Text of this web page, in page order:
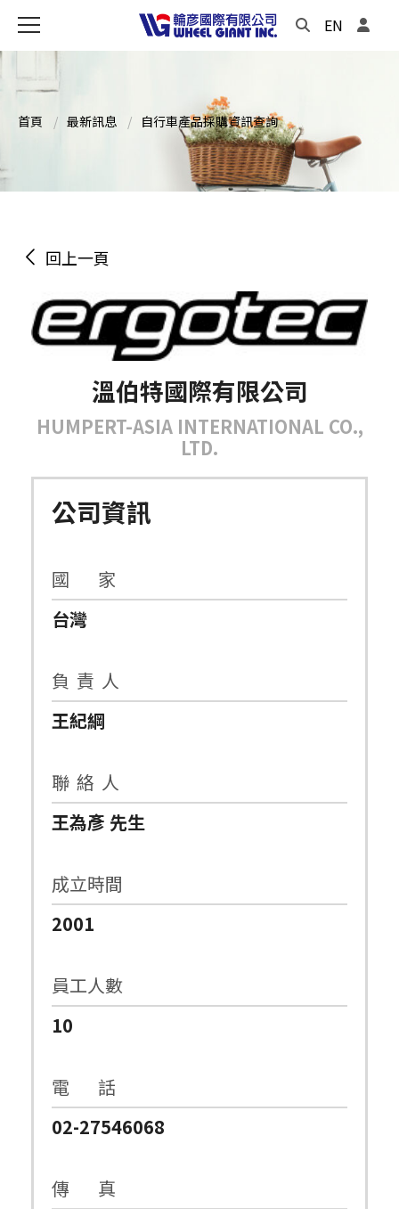
EN
首頁 最新訊息 自行車產品採購資訊查詢
回上一頁
溫伯特國際有限公司
HUMPERT-ASIA INTERNATIONAL CO.,
LTD.
公司資訊
國 家
台灣
負 責 人
王紀綱
聯 絡 人
王為彥 先生
成立時間
2001
員工人數
10
電 話
02-27546068
傳 真